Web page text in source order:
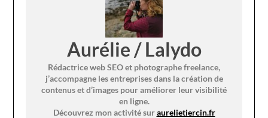
Aurélie / Lalydo
Rédactrice web SEO et photographe freelance,
j’accompagne les entreprises dans la création de
contenus et d’images pour améliorer leur visibilité
en ligne.
Découvrez mon activité suraurelietiercin.fr